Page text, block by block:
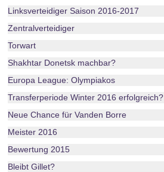
Linksverteidiger Saison 2016-2017
Zentralverteidiger
Torwart
Shakhtar Donetsk machbar?
Europa League: Olympiakos
Transferperiode Winter 2016 erfolgreich?
Neue Chance für Vanden Borre
Meister 2016
Bewertung 2015
Bleibt Gillet?